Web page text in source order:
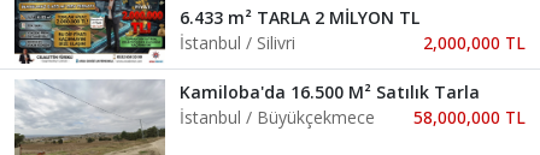
6.433 m² TARLA 2 MİLYON TL
İstanbul / Silivri
2,000,000 TL
Kamiloba'da 16.500 M² Satılık Tarla
İstanbul / Büyükçekmece
58,000,000 TL